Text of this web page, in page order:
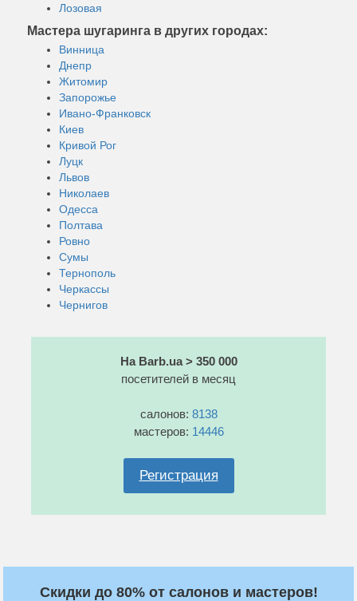
Лозовая
Мастера шугаринга в других городах:
Винница
Днепр
Житомир
Запорожье
Ивано-Франковск
Киев
Кривой Рог
Луцк
Львов
Николаев
Одесса
Полтава
Ровно
Сумы
Тернополь
Черкассы
Чернигов
На Barb.ua > 350 000
посетителей в месяц
салонов: 8138
мастеров: 14446
Регистрация
Скидки до 80% от салонов и мастеров!